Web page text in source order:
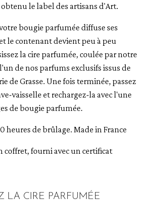
obtenu le label des artisans d'Art.
bougie parfumée diffuse ses
le contenant devient peu à peu
la cire parfumée, coulée par notre
de nos parfums exclusifs issus de
de Grasse. Une fois terminée, passez
vaisselle et rechargez-la avec l'une
de bougie parfumée.
heures de brûlage. Made in France
coffret, fourni avec un certificat
LA CIRE PARFUMÉE